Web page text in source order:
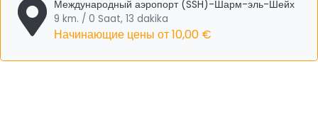
Международный аэропорт (SSH)-Шарм-эль-Шейх
9 km. / 0 Saat, 13 dakika
Начинающие цены от10,00 €